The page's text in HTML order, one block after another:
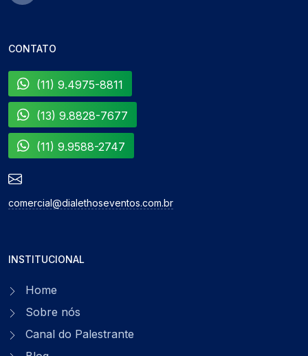
CONTATO
(11) 9.4975-8811
(13) 9.8828-7677
(11) 9.9588-2747
comercial@dialethoseventos.com.br
INSTITUCIONAL
Home
Sobre nós
Canal do Palestrante